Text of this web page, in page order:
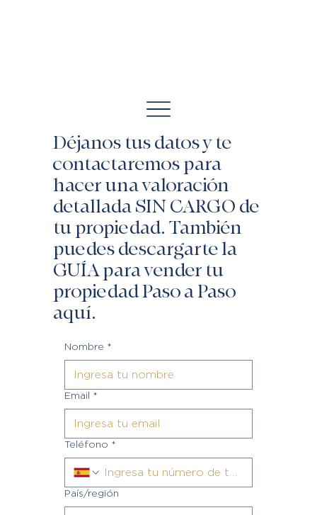
Déjanos tus datos y te
contactaremos para
hacer una valoración
detallada SIN CARGO de
tu propiedad. También
puedes descargarte la
GUÍA para vender tu
propiedad Paso a Paso
aquí.
Nombre *
Email *
Teléfono *
Dirección de varias líneas
País/región